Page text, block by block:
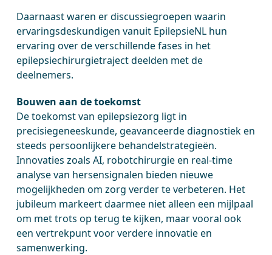
Daarnaast waren er discussiegroepen waarin
ervaringsdeskundigen vanuit EpilepsieNL hun
ervaring over de verschillende fases in het
epilepsiechirurgietraject deelden met de
deelnemers.
Bouwen aan de toekomst
De toekomst van epilepsiezorg ligt in
precisiegeneeskunde, geavanceerde diagnostiek en
steeds persoonlijkere behandelstrategieën.
Innovaties zoals AI, robotchirurgie en real-time
analyse van hersensignalen bieden nieuwe
mogelijkheden om zorg verder te verbeteren. Het
jubileum markeert daarmee niet alleen een mijlpaal
om met trots op terug te kijken, maar vooral ook
een vertrekpunt voor verdere innovatie en
samenwerking.